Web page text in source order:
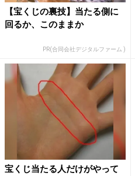
【宝くじの裏技】当たる側に
回るか、このままか
PR(合同会社デジタルファーム )
宝くじ当たる人だけがやって